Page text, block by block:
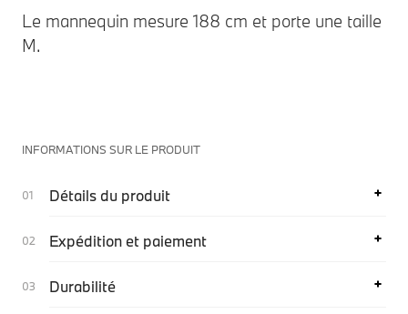
Le mannequin mesure 188 cm et porte une taille
M.
INFORMATIONS SUR LE PRODUIT
Détails du produit
Expédition et paiement
Durabilité